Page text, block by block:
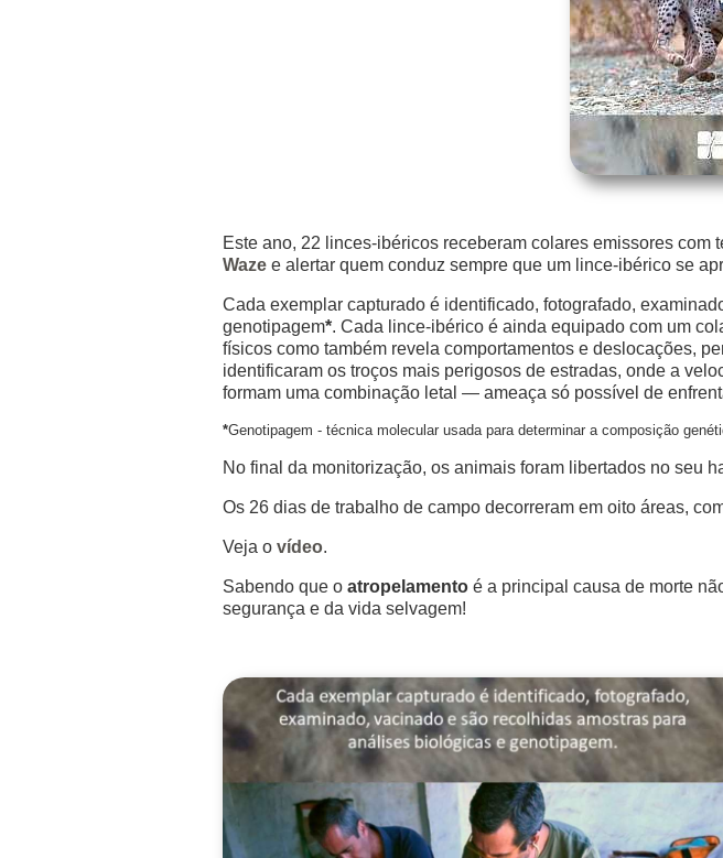
Este ano, 22 linces-ibéricos receberam colares emissores
Waze e alertar quem conduz sempre que um lince-ibérico se
Cada exemplar capturado é identificado, fotografado,
genotipagem*. Cada lince-ibérico é ainda equipado com um
físicos como também revela comportamentos e deslocações,
identificaram os troços mais perigosos de estradas, onde a
formam uma combinação letal — ameaça só possível de
*Genotipagem - técnica molecular usada para determinar a composição
No final da monitorização, os animais foram libertados no seu
Os 26 dias de trabalho de campo decorreram em oito áreas,
Veja o vídeo.
Sabendo que o atropelamento é a principal causa de morte
segurança e da vida selvagem!